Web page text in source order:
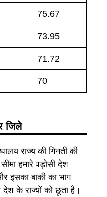
75.67
73.95
71.72
70
जिले
राज्य की गिनती की
हमारे पड़ोसी देश
इसका बाकी का भाग
के राज्यों को छूता है।